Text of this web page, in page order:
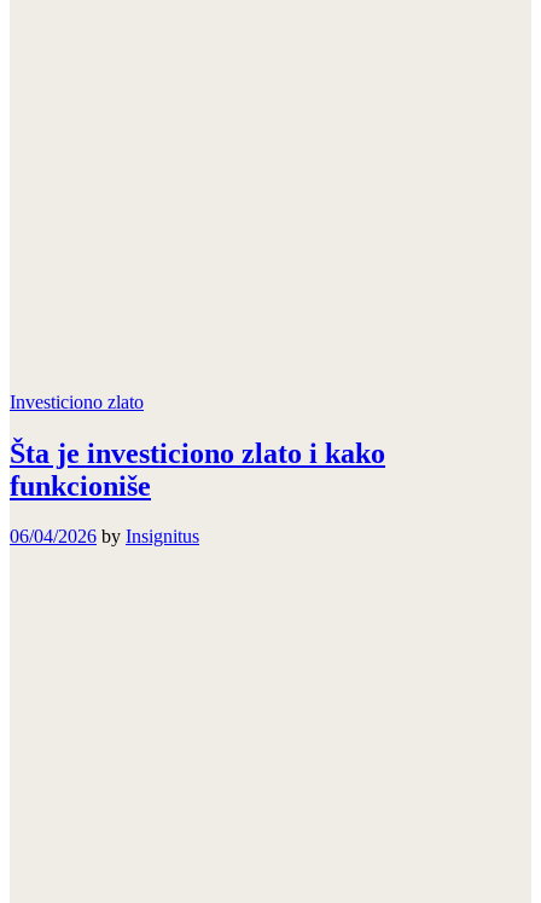
Investiciono zlato
Šta je investiciono zlato i kako
funkcioniše
06/04/2026 by Insignitus